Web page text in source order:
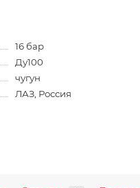
16 бар
Ду100
чугун
ЛАЗ, Россия